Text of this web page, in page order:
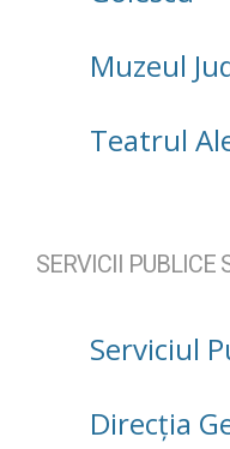
Muzeul
Teatrul
SERVICII PUBLICE
Serviciul
Direcţia